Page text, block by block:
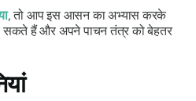
, तो आप इस आसन का अभ्यास करके
सकते हैं और अपने पाचन तंत्र को बेहतर